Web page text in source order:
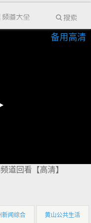
备用高清
道回看【高清】
新闻综合 黄山公共生活